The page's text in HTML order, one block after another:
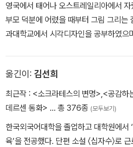
트 되었다.
영국에서 태어나 오스트레일리아에서
부모 덕분에 어렸을 때부터 그림 그리는
과대학교에서 시각디자인을 공부하였
녕』 등이 있습니다. ⓒPip Farquharson
옮긴이: 김선희
최근작 : <소크라테스의 변명>,<공감하
데르센 동화> … 총 376종 (모두보기)
한국외국어대학을 졸업하고 대학원에서
육’을 전공했다. 단편 소설 〈십자수〉로